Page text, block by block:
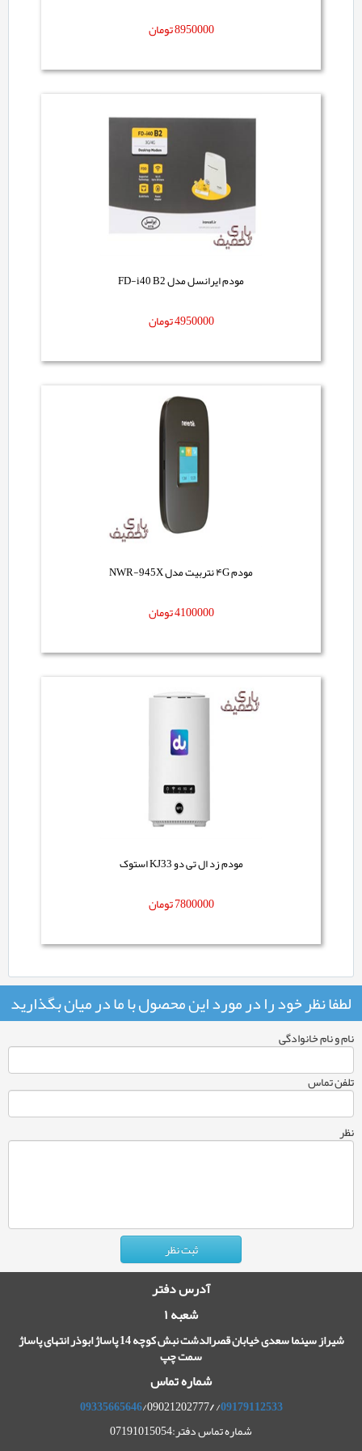
8950000تومان
مودم ایرانسل مدل FD-i40 B2
4950000تومان
مودم ۴G نتربیت مدل NWR-945X
4100000تومان
مودم زد ال تی دو KJ33 استوک
7800000تومان
لطفا نظر خود را در مورد این محصول با ما در میان بگذارید
نام و نام خانوادگی
تلفن تماس
نظر
آدرس دفتر
شعبه ۱
شیراز سینما سعدی خیابان قصرالدشت نبش کوچه 14 پاساژ ابوذر انتهای پاساژ
سمت چپ
شماره تماس
09179112533
/
/
09335665646/09021202777
شماره تماس دفتر:07191015054